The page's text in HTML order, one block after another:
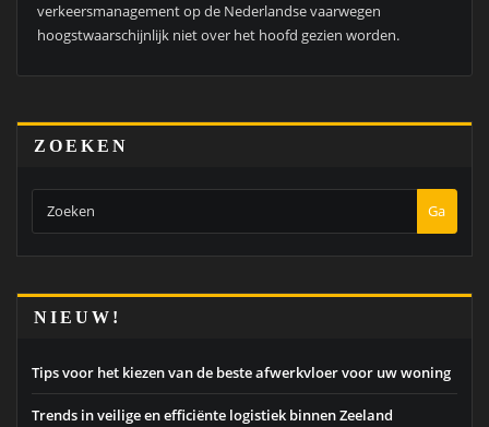
verkeersmanagement op de Nederlandse vaarwegen
hoogstwaarschijnlijk niet over het hoofd gezien worden.
ZOEKEN
Ga
NIEUW!
Tips voor het kiezen van de beste afwerkvloer voor uw woning
Trends in veilige en efficiënte logistiek binnen Zeeland